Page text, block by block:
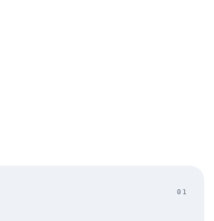
01